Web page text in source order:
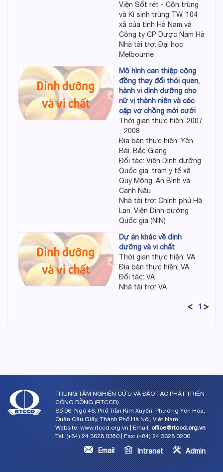
Viện Sốt rét - Côn trùng
và Kí sinh trùng TW, 104
xã của tỉnh Hà Nam và
Công ty CP Dược Nam Hà
Nhà tài trợ: Đại học
Melbourne
Mô hình can thiệp cộng
đồng thay đổi thói quen,
hành vi dinh dưỡng cho
nữ vị thành niên và các
cặp vợ chồng mới cưới
Thời gian thực hiện: 2007
- 2008
Địa bàn thực hiện: Yên
Bái, Bắc Giang
Đối tác: Viện Dinh dưỡng
Quốc gia, trạm y tế xã
Quy Mông, An Bình và
Canh Nậu
Nhà tài trợ: Chính phủ Hà
Lan, Viện Dinh dưỡng
Quốc gia (NIN)
Dự án khác về dinh
dưỡng và vi chất
Thời gian thực hiện: VA
Địa bàn thực hiện: VA
Đối tác: VA
Nhà tài trợ: VA
1
TRUNG TÂM NGHIÊN CỨU VÀ ĐÀO TẠO PHÁT TRIỂN
CỘNG ĐỒNG (RTCCD)
Số 06, Ngõ 46, Phố Trần Kim Xuyến, Phường Yên Hòa,
Quận Cầu Giấy, Thành Phố Hà Nội, Việt Nam
Website: www.rtccd.org.vn | Email:office@rtccd.org.vn
Tel: (+84) 24 3628 0350 | Fax: (+84) 24 3628 0200
Admin
Intranet
Email